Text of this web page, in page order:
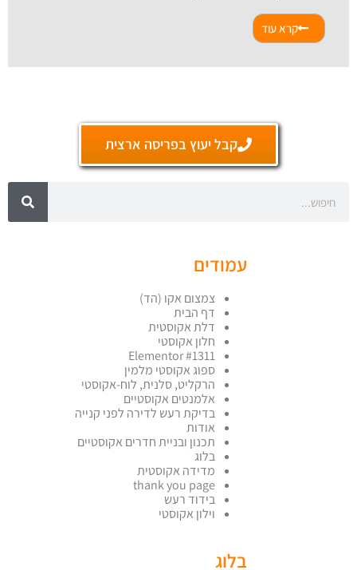
קרא עוד
קבל יעוץ בפריסה ארצית
עמודים
צמצום אקו (הד)
דף הבית
דלת אקוסטית
חלון אקוסטי
Elementor #1311
ספוג אקוסטי מלמין
הרקליט, סלנית, לוח-אקוסטי
אלמנטים אקוסטיים
בדיקת רעש לדירה לפני קנייה
אודות
תכנון ובניית חדרים אקוסטיים
בלוג
מדידה אקוסטית
thank you page
בידוד רעש
וילון אקוסטי
בלוג